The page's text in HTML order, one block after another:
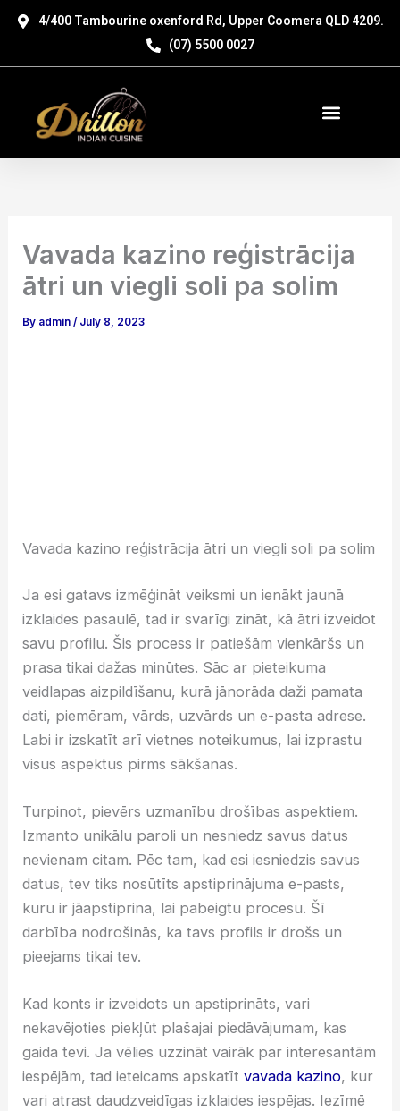
Skip
4/400 Tambourine oxenford Rd, Upper Coomera QLD 4209.
(07) 5500 0027
Menu
Vavada kazino reģistrācija
ātri un viegli soli pa solim
By admin/ July 8, 2023
Vavada kazino reģistrācija ātri un viegli soli pa solim
Ja esi gatavs izmēģināt veiksmi un ienākt jaunā
izklaides pasaulē, tad ir svarīgi zināt, kā ātri izveidot
savu profilu. Šis process ir patiešām vienkāršs un
prasa tikai dažas minūtes. Sāc ar pieteikuma
veidlapas aizpildīšanu, kurā jānorāda daži pamata
dati, piemēram, vārds, uzvārds un e-pasta adrese.
Labi ir izskatīt arī vietnes noteikumus, lai izprastu
visus aspektus pirms sākšanas.
Turpinot, pievērs uzmanību drošības aspektiem.
Izmanto unikālu paroli un nesniedz savus datus
nevienam citam. Pēc tam, kad esi iesniedzis savus
datus, tev tiks nosūtīts apstiprinājuma e-pasts,
kuru ir jāapstiprina, lai pabeigtu procesu. Šī
darbība nodrošinās, ka tavs profils ir drošs un
pieejams tikai tev.
Kad konts ir izveidots un apstiprināts, vari
nekavējoties piekļūt plašajai piedāvājumam, kas
gaida tevi. Ja vēlies uzzināt vairāk par interesantām
iespējām, tad ieteicams apskatītvavada kazino, kur
vari atrast daudzveidīgas izklaides iespējas. Iezīmē